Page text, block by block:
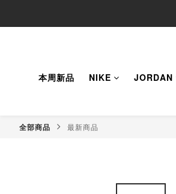
本周新品 NIKE JORDAN
全部商品 最新商品